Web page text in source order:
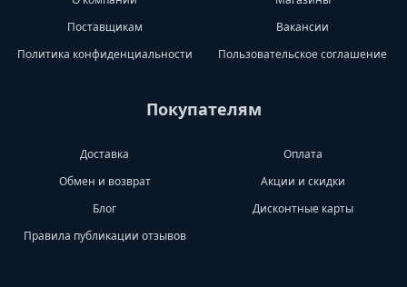
Поставщикам
Вакансии
Политика конфиденциальности
Пользовательское соглашение
Покупателям
Доставка
Оплата
Обмен и возврат
Акции и скидки
Блог
Дисконтные карты
Правила публикации отзывов